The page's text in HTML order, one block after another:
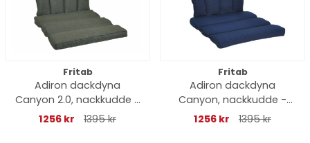
Fritab
Adiron dackdyna
Canyon 2.0, nackkudde -
skogsgrön
1256 kr 1395 kr
Fritab
Adiron dackdyna
Canyon, nackkudde -
blå struktur
1256 kr 1395 kr